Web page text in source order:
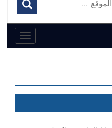
Toggle